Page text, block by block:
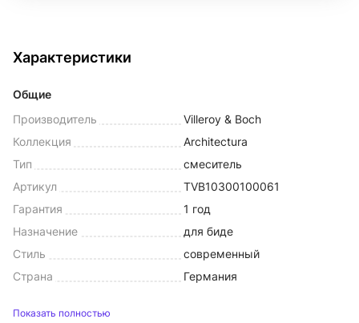
Характеристики
Общие
Производитель
Villeroy & Boch
Коллекция
Architectura
Тип
смеситель
Артикул
TVB10300100061
Гарантия
1 год
Назначение
для биде
Стиль
современный
Страна
Германия
Показать полностью